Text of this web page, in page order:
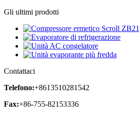
Gli ultimi prodotti
Contattaci
Telefono:+8613510281542
Fax:+86-755-82153336